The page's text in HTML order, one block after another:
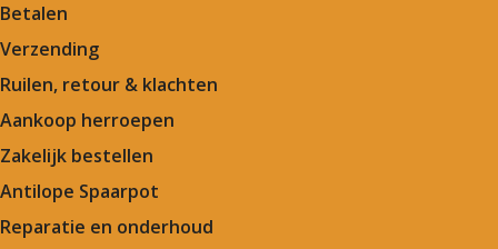
Betalen
Verzending
Ruilen, retour & klachten
Aankoop herroepen
Zakelijk bestellen
Antilope Spaarpot
Reparatie en onderhoud